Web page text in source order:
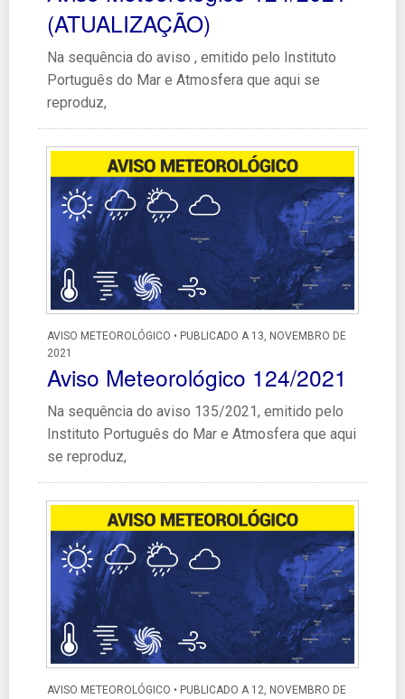
(ATUALIZAÇÃO)
Na sequência do aviso , emitido pelo Instituto
Português do Mar e Atmosfera que aqui se
reproduz,
AVISO METEOROLÓGICO • PUBLICADO A 13, NOVEMBRO DE
2021
Aviso Meteorológico 124/2021
Na sequência do aviso 135/2021, emitido pelo
Instituto Português do Mar e Atmosfera que aqui
se reproduz,
AVISO METEOROLÓGICO • PUBLICADO A 12, NOVEMBRO DE